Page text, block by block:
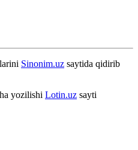
Sinonim.uz saytida qidirib
yozilishi Lotin.uz sayti